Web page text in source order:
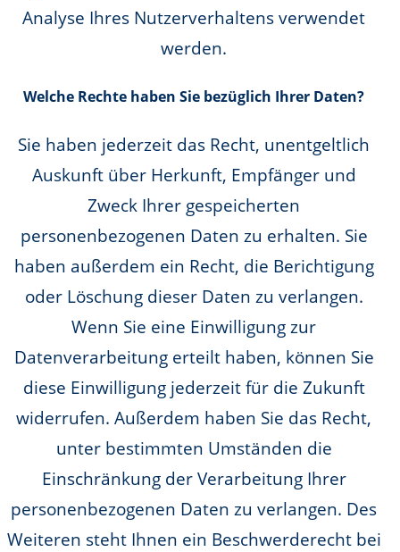
Analyse Ihres Nutzerverhaltens verwendet
werden.
Welche Rechte haben Sie bezüglich Ihrer Daten?
Sie haben jederzeit das Recht, unentgeltlich
Auskunft über Herkunft, Empfänger und
Zweck Ihrer gespeicherten
personenbezogenen Daten zu erhalten. Sie
haben außerdem ein Recht, die Berichtigung
oder Löschung dieser Daten zu verlangen.
Wenn Sie eine Einwilligung zur
Datenverarbeitung erteilt haben, können Sie
diese Einwilligung jederzeit für die Zukunft
widerrufen. Außerdem haben Sie das Recht,
unter bestimmten Umständen die
Einschränkung der Verarbeitung Ihrer
personenbezogenen Daten zu verlangen. Des
Weiteren steht Ihnen ein Beschwerderecht bei